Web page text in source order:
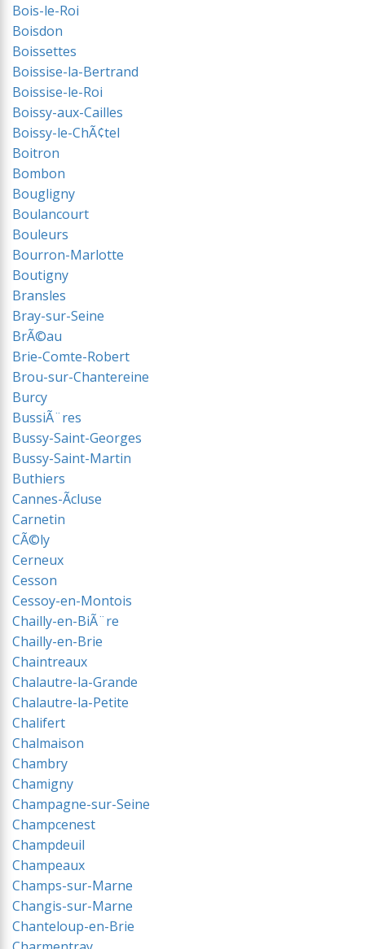
Bois-le-Roi
Boisdon
Boissettes
Boissise-la-Bertrand
Boissise-le-Roi
Boissy-aux-Cailles
Boissy-le-ChÃ¢tel
Boitron
Bombon
Bougligny
Boulancourt
Bouleurs
Bourron-Marlotte
Boutigny
Bransles
Bray-sur-Seine
BrÃ©au
Brie-Comte-Robert
Brou-sur-Chantereine
Burcy
BussiÃ¨res
Bussy-Saint-Georges
Bussy-Saint-Martin
Buthiers
Cannes-Ãcluse
Carnetin
CÃ©ly
Cerneux
Cesson
Cessoy-en-Montois
Chailly-en-BiÃ¨re
Chailly-en-Brie
Chaintreaux
Chalautre-la-Grande
Chalautre-la-Petite
Chalifert
Chalmaison
Chambry
Chamigny
Champagne-sur-Seine
Champcenest
Champdeuil
Champeaux
Champs-sur-Marne
Changis-sur-Marne
Chanteloup-en-Brie